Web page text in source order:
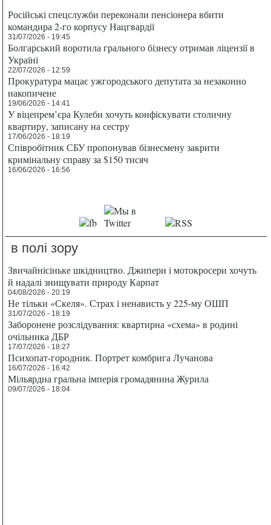
Російські спецслужби переконали пенсіонера вбити
командира 2-го корпусу Нацгвардії
31/07/2026 - 19:45
Болгарський воротила грального бізнесу отримав ліцензії в
Україні
22/07/2026 - 12:59
Прокуратура мацає ужгородського депутата за незаконно
накопичене
19/06/2026 - 14:41
У віцепрем’єра Кулеби хочуть конфіскувати столичну
квартиру, записану на сестру
17/06/2026 - 18:19
Співробітник СБУ пропонував бізнесмену закрити
кримінальну справу за $150 тисяч
16/06/2026 - 16:56
в полі зору
Звичайнісіньке шкідництво. Джипери і мотокросери хочуть
й надалі знищувати природу Карпат
04/08/2026 - 20:19
Не тільки «Скеля». Страх і ненависть у 225-му ОШП
31/07/2026 - 18:19
Заборонене розслідування: квартирна «схема» в родині
очільника ДБР
17/07/2026 - 18:27
Психопат-городник. Портрет комбрига Лучанова
16/07/2026 - 16:42
Мільярдна гральна імперія громадянина Журила
09/07/2026 - 18:04